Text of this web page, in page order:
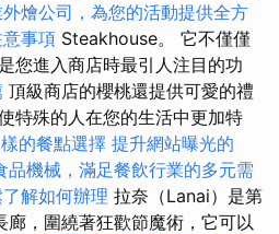
燴公司，為您的活動提供全方
事項 Steakhouse。 它不僅僅
您進入商店時最引人注目的功
頂級商店的櫻桃還提供可愛的禮
特殊的人在您的生活中更加特
的餐點選擇 提升網站曝光的
品機械，滿足餐飲行業的多元需
解如何辦理 拉奈（Lanai）是第
，圍繞著狂歡節魔術，它可以